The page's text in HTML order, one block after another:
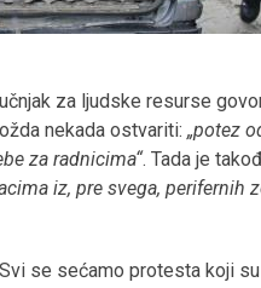
za ljudske resurse
nekada ostvariti: „potez
za radnicima“. Tada je
iz, pre svega, perifernih
se sećamo protesta koji